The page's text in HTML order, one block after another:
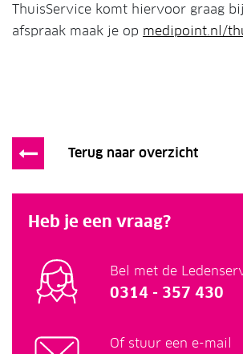
ThuisService komt hiervoor graag
afspraak maak je op medipoint.nl/
Terug naar overzicht
Heb je een vraag?
Bel met de
0314 - 357 430
Of stuur een e-mail